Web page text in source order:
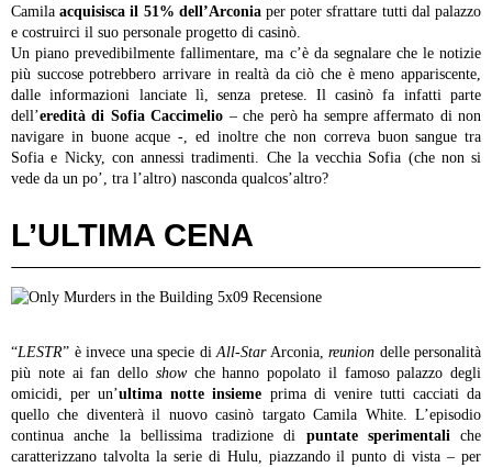
Camilaacquisisca il 51% dell’Arconiaper poter sfrattare tutti dal palazzo
e costruirci il suo personale progetto di casinò.
Un piano prevedibilmente fallimentare, ma c’è da segnalare che le notizie
più succose potrebbero arrivare in realtà da ciò che è meno appariscente,
dalle informazioni lanciate lì, senza pretese. Il casinò fa infatti parte
dell’eredità di Sofia Caccimelio – che però ha sempre affermato di non
navigare in buone acque -, ed inoltre che non correva buon sangue tra
Sofia e Nicky, con annessi tradimenti. Che la vecchia Sofia (che non si
vede da un po’, tra l’altro) nasconda qualcos’altro?
L’ULTIMA CENA
“LESTR” è invece una specie diAll-StarArconia, reunion delle personalità
più note ai fan dello showche hanno popolato il famoso palazzo degli
omicidi, per un’ultima notte insieme prima di venire tutti cacciati da
quello che diventerà il nuovo casinò targato Camila White. L’episodio
continua anche la bellissima tradizione di puntate sperimentaliche
caratterizzano talvolta la serie di Hulu, piazzando il punto di vista – per